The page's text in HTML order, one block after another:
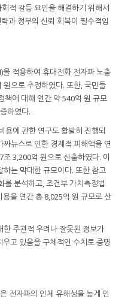
적 갈등 요인을 해결하기 위해서
과 정부의 신뢰 회복이 필수적임
적용하여 휴대전화 전자파 노출
으로 추정하였다. 또한, 국민들
책에 대해 연간 약 540억 원 규모
하였다.
용에 관한 연구도 활발히 진행되
뉴스로 인한 경제적 피해액을 연
3,200억 원으로 산출하였다. 이
는 막대한 규모이다. 또한 참고
분석하고, 조건부 가치측정법
을 연간 총 8,025억 원 규모로 산
주관적 우려나 잘못된 정보가
고 있음을 구체적인 수치로 증명
전자파의 인체 유해성을 높게 인